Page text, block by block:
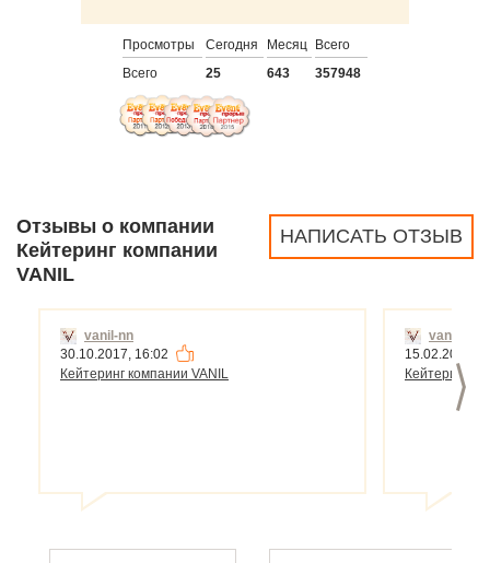
Просмотры Сегодня Месяц
Всего
Всего
25 643 357948
НАПИСАТЬ ОТЗЫВ
Отзывы о компании
Кейтеринг компании
VANIL
>
vanil-nn
30.10.2017, 16:02
Кейтеринг компании VANIL
vanil-nn
15.02.2015,
Кейтеринг